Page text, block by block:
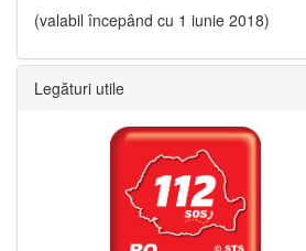
(valabil începând cu 1 iunie 2018)
Legături utile